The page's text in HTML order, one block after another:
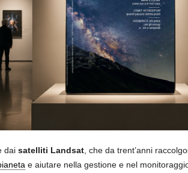
daisatelliti Landsat, che da trent’anni
e aiutare nella gestione e nel